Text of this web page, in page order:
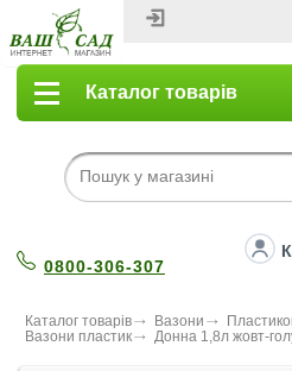
Каталог товарів
0800-306-307
Каталог товарів Вазони
Вазони пластик
Донна 1,8л жовт-